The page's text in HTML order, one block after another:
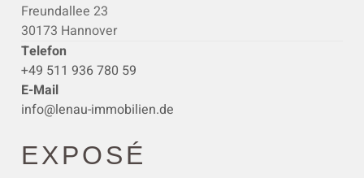
Freundallee 23
30173 Hannover
Telefon
+49 511 936 780 59
E-Mail
info@lenau-immobilien.de
EXPOSÉ